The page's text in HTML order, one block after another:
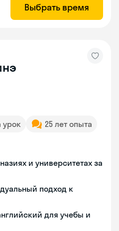
Выбрать время
урок
25 лет опыта
и университетах за
подход к
для учебы и